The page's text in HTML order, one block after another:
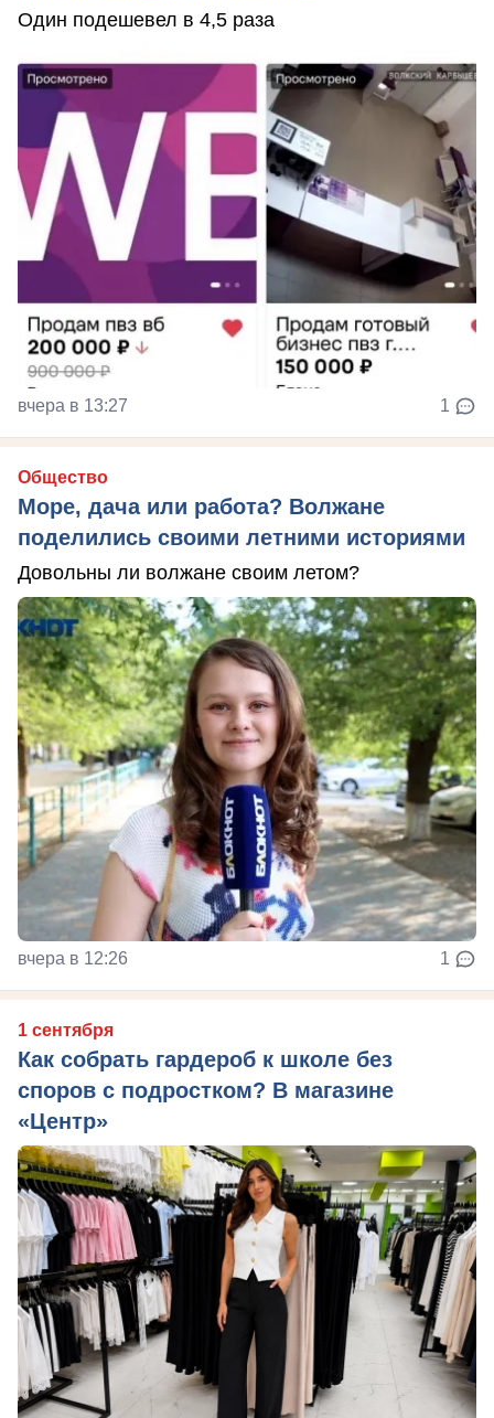
Один подешевел в 4,5 раза
вчера в 13:27 1
Общество
Море, дача или работа? Волжане
поделились своими летними историями
Довольны ли волжане своим летом?
вчера в 12:26 1
1 сентября
Как собрать гардероб к школе без
споров с подростком? В магазине
«Центр»